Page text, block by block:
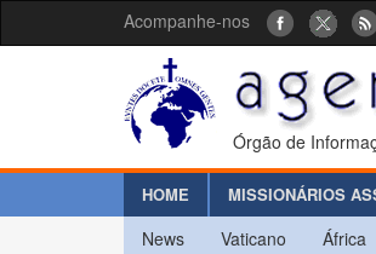
Acompanhe-nos
Órgão de
HOME MISSIONÁRIOS
News Vaticano África